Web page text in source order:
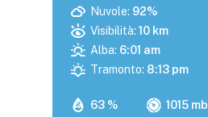
63 % 1015 mb
Nuvole: 92%
Visibilità: 10 km
Alba: 6:01 am
Tramonto: 8:13 pm